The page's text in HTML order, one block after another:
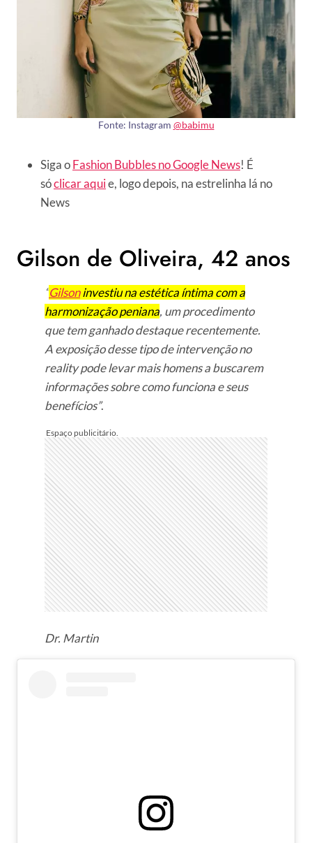
Fonte: Instagram @babimu
Siga oFashion Bubbles no Google News! É
sóclicar aquie, logo depois, na estrelinha lá no
News
Gilson de Oliveira, 42 anos
“Gilsoninvestiu na estética íntima com a
harmonização peniana, um procedimento
que tem ganhado destaque recentemente.
A exposição desse tipo de intervenção no
reality pode levar mais homens a buscarem
informações sobre como funciona e seus
benefícios”.
Dr. Martin